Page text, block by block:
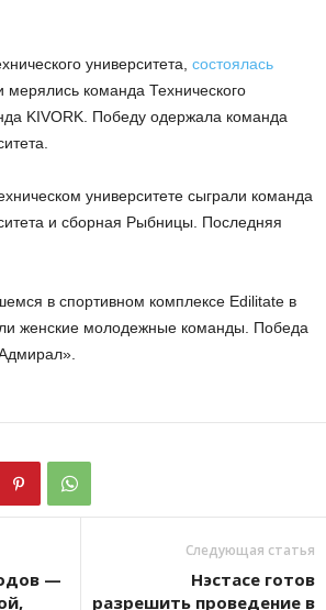
университета, состоялась
мерялись команда Технического
KIVORK. Победу одержала команда
университете сыграли команда
и сборная Рыбницы. Последняя
в спортивном комплексе Edilitate в
женские молодежные команды. Победа
—
Следующая статья
Нэстасе готов
разрешить проведение в